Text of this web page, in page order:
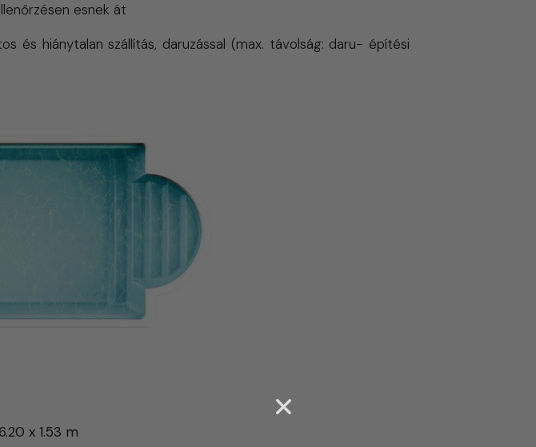
esnek át
és hiánytalan szállítás, daruzással (max. távolság: daru- építési
x 1.53 m